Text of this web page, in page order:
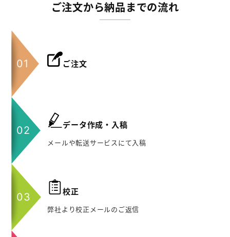
ご注文から納品までの流れ
ご注文
データ作成・入稿
メールや転送サービスにて入稿
校正
弊社より校正メールのご返信